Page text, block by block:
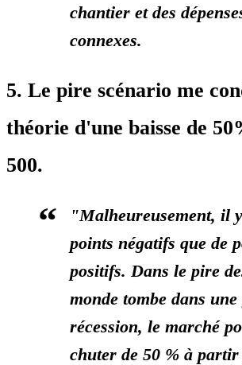
chantier et des
connexes.
5. Le pire scénario me
théorie d'une baisse de
500.
"Malheureusement, il
points négatifs que de
positifs. Dans le pire
monde tombe dans
récession, le marché
chuter de 50 % à partir